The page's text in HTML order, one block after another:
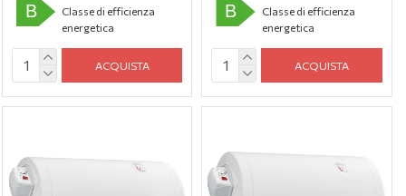
B
Classe di efficienza
energetica
ACQUISTA
B
Classe di efficienza
energetica
ACQUISTA